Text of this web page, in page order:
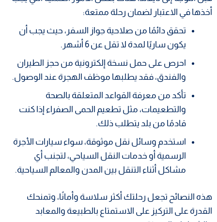
أخذها في الاعتبار لضمان رحلة ممتعة:
تحقق دائمًا من صلاحية جواز السفر، حيث يجب أن
يكون ساريًا لمدة لا تقل عن 6 أشهر.
احرص على حمل نسخة إلكترونية من حجز الطيران
والفندق، فقد يطلبها موظف الهجرة عند الوصول.
تأكد من معرفة القواعد المتعلقة بالصحة
والتطعيمات، مثل تطعيم الحمى الصفراء إذا كنت
قادمًا من بلد يتطلب ذلك.
استخدم وسائل نقل موثوقة، سواء سيارات الأجرة
الرسمية أو خدمات النقل السياحي، لتجنب أي
مشاكل أثناء التنقل بين المدن والمعالم السياحية.
هذه النصائح تجعل رحلتك أكثر سلاسة وأمانًا، وتمنحك
القدرة على التركيز على الاستمتاع بالطبيعة والمعابد